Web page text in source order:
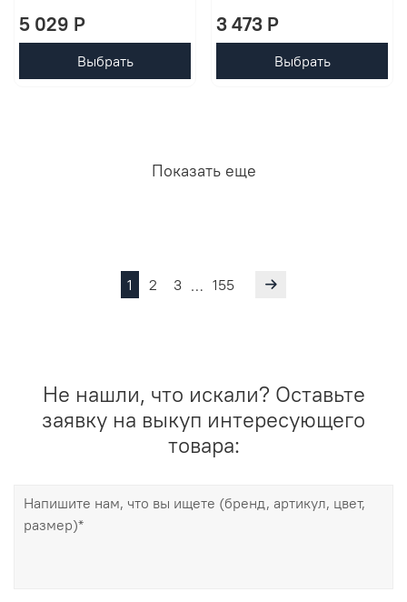
5 029 P
Выбрать
3 473 P
Выбрать
Показать еще
1 2 3 … 155
Не нашли, что искали? Оставьте
заявку на выкуп интересующего
товара: